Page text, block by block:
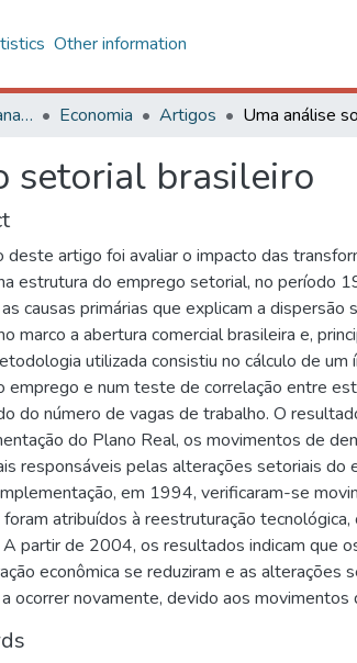
Other information
Centro de Ciências Humanas, Letras e Artes Economia Artigos
setorial brasileiro
deste artigo foi avaliar o impacto das
estrutura do emprego setorial, no período
causas primárias que explicam a dispersão
marco a abertura comercial brasileira e,
utilizada consistiu no cálculo de um
emprego e num teste de correlação entre
do número de vagas de trabalho. O
do Plano Real, os movimentos de
responsáveis pelas alterações setoriais do
em 1994, verificaram-se
atribuídos à reestruturação tecnológica,
partir de 2004, os resultados indicam que
econômica se reduziram e as alterações
ocorrer novamente, devido aos movimentos